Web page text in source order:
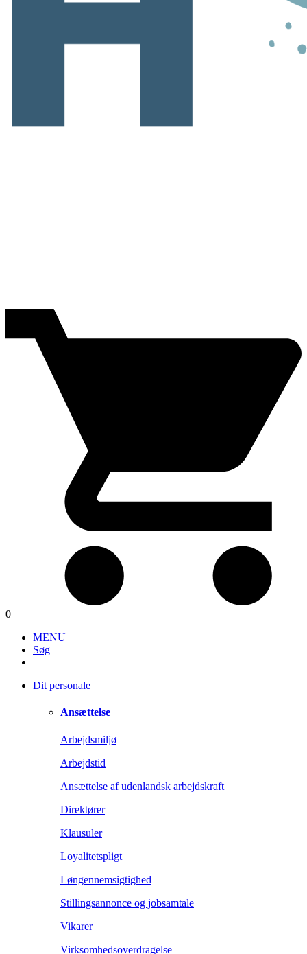
0
MENU
Søg
Dit personale
Ansættelse
Arbejdsmiljø
Arbejdstid
Ansættelse af udenlandsk arbejdskraft
Direktører
Klausuler
Loyalitetspligt
Løngennemsigtighed
Stillingsannonce og jobsamtale
Vikarer
Virksomhedsoverdragelse